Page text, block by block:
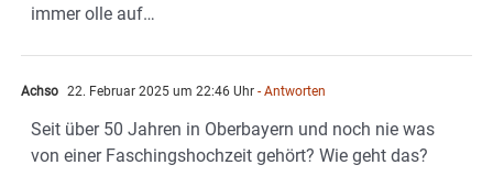
immer olle auf…
Achso 22. Februar 2025 um 22:46 Uhr - Antworten
Seit über 50 Jahren in Oberbayern und noch nie was
von einer Faschingshochzeit gehört? Wie geht das?